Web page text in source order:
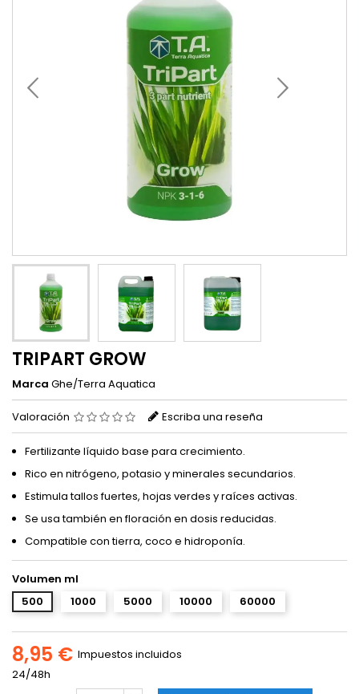
TRIPART GROW
Marca Ghe/Terra Aquatica
Valoración Escriba una reseña
Fertilizante líquido base para crecimiento.
Rico en nitrógeno, potasio y minerales secundarios.
Estimula tallos fuertes, hojas verdes y raíces activas.
Se usa también en floración en dosis reducidas.
Compatible con tierra, coco e hidroponía.
Volumen ml
500
1000 5000 10000 60000
8,95 € Impuestos incluidos
24/48h